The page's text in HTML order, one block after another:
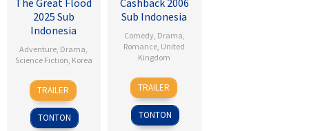
The Great Flood
2025 Sub
Indonesia
Adventure, Drama,
Science Fiction, Korea
18
Sep
2025
Kim
Byung-
woo
TRAILER
TONTON
Cashback 2006
Sub Indonesia
Comedy, Drama,
Romance, United
Kingdom
17
Jan
2007
Sean
Ellis
TRAILER
TONTON